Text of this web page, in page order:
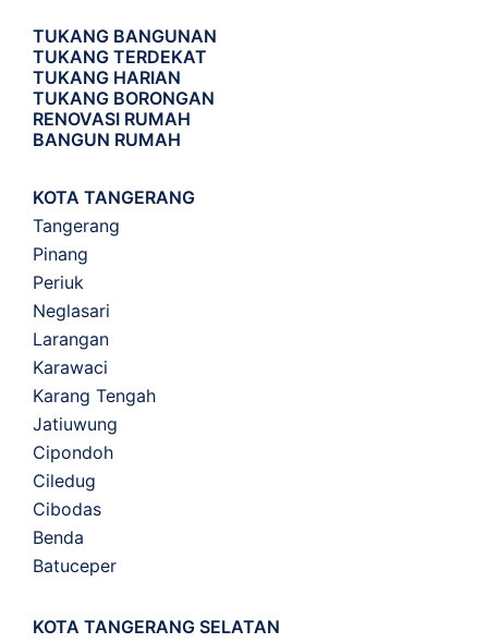
TUKANG BANGUNAN
TUKANG TERDEKAT
TUKANG HARIAN
TUKANG BORONGAN
RENOVASI RUMAH
BANGUN RUMAH
KOTA TANGERANG
Tangerang
Pinang
Periuk
Neglasari
Larangan
Karawaci
Karang Tengah
Jatiuwung
Cipondoh
Ciledug
Cibodas
Benda
Batuceper
KOTA TANGERANG SELATAN